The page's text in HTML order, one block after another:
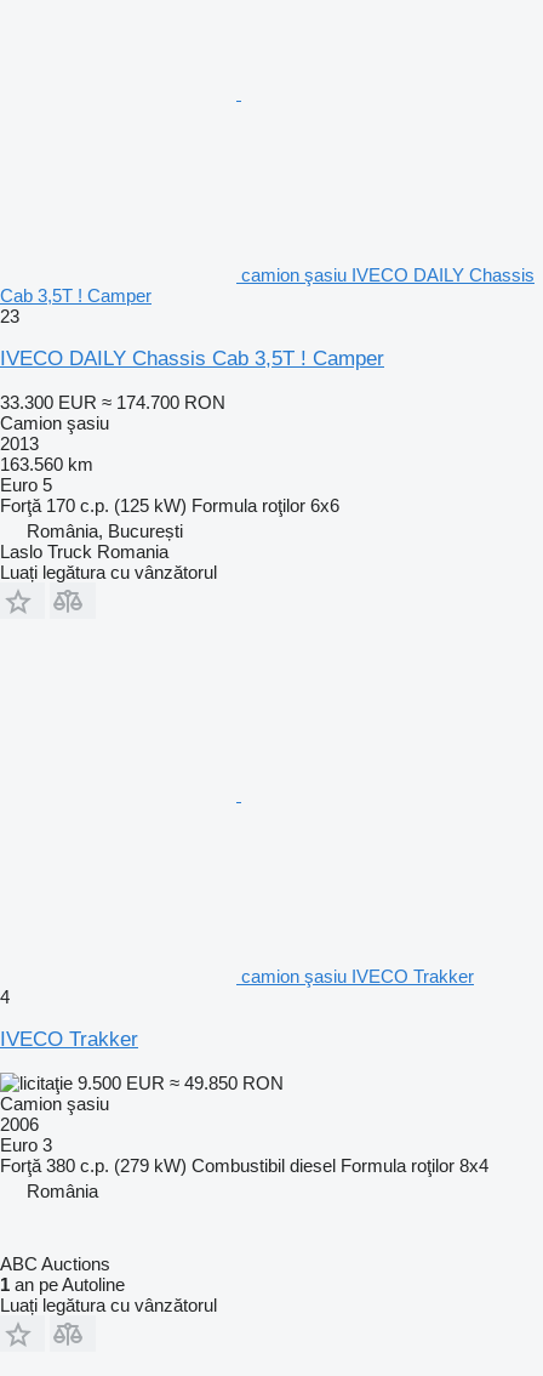
camion şasiu IVECO DAILY Chassis
Cab 3,5T ! Camper
23
IVECO DAILY Chassis Cab 3,5T ! Camper
33.300 EUR ≈ 174.700 RON
Camion şasiu
2013
163.560 km
Euro 5
Forţă 170 c.p. (125 kW) Formula roţilor 6x6
România, București
Laslo Truck Romania
Luați legătura cu vânzătorul
camion şasiu IVECO Trakker
4
IVECO Trakker
9.500 EUR ≈ 49.850 RON
Camion şasiu
2006
Euro 3
Forţă 380 c.p. (279 kW) Combustibil diesel Formula roţilor 8x4
România
ABC Auctions
1 an pe Autoline
Luați legătura cu vânzătorul